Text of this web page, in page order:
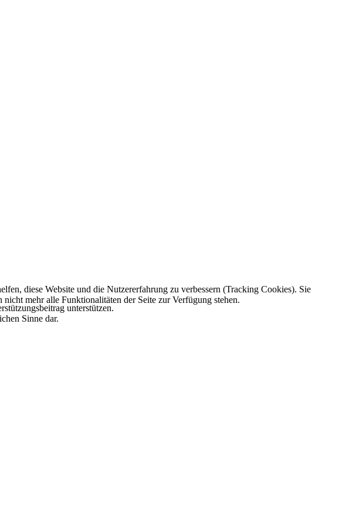
unterstützen.
Sinne dar.
diese Website und die Nutzererfahrung zu verbessern (Tracking Cookies). Sie
mehr alle Funktionalitäten der Seite zur Verfügung stehen.